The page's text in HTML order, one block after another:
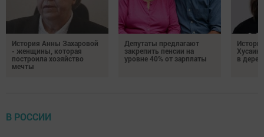
История Анны Захаровой
- женщины, которая
построила хозяйство
мечты
Депутаты предлагают
закрепить пенсии на
уровне 40% от зарплаты
в
В РОССИИ